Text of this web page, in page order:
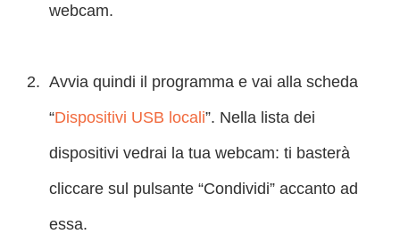
webcam.
Avvia quindi il programma e vai alla scheda
“Dispositivi USB locali”. Nella lista dei
dispositivi vedrai la tua webcam: ti basterà
cliccare sul pulsante “Condividi” accanto ad
essa.